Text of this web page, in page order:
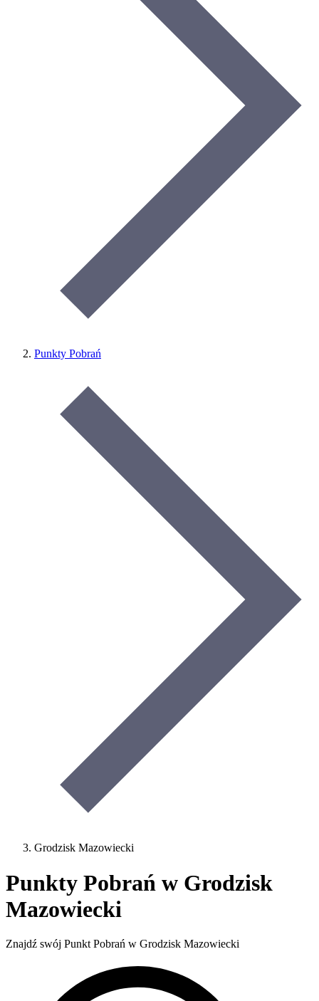
Punkty Pobrań
Grodzisk Mazowiecki
Punkty Pobrań w Grodzisk
Mazowiecki
Znajdź swój Punkt Pobrań w Grodzisk Mazowiecki